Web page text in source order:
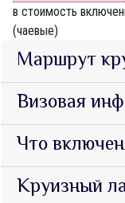
в стоимость
(чаевые)
Маршрут
Визовая
Что
Круизный